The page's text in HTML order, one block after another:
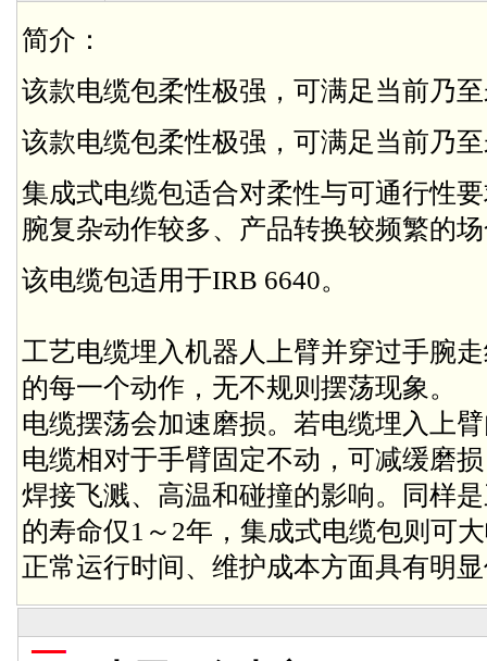
简介：
该款电缆包柔性极强，可满足当前乃
该款电缆包柔性极强，可满足当前乃
集成式电缆包适合对柔性与可通行性
腕复杂动作较多、产品转换较频繁的
该电缆包适用于IRB 6640。
工艺电缆埋入机器人上臂并穿过手腕
的每一个动作，无不规则摆荡现象。
电缆摆荡会加速磨损。若电缆埋入上
电缆相对于手臂固定不动，可减缓磨
焊接飞溅、高温和碰撞的影响。同样
的寿命仅1～2年，集成式电缆包则可
正常运行时间、维护成本方面具有明